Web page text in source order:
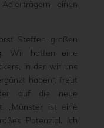
einen
Steffen großen
Wir hatten eine
in der wir uns
haben“, freut
auf die neue
„Münster ist eine
Potenzial. Ich